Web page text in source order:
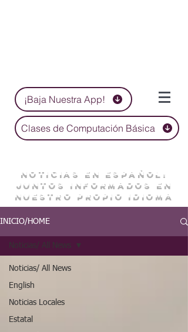
¡Baja Nuestra App!
Clases de Computación Básica
NOTICIAS EN ESPAÑOL:
JUNTOS INFORMADOS EN
NUESTRO PROPIO IDIOMA
INICIO/HOME
Noticias/ All News
English
Noticias Locales
Estatal
Noticias/ All News